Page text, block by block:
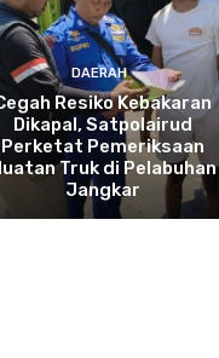
DAERAH
Resiko Kebakaran
Dikapal, Satpolairud
Perketat Pemeriksaan
Truk di Pelabuhan
Jangkar